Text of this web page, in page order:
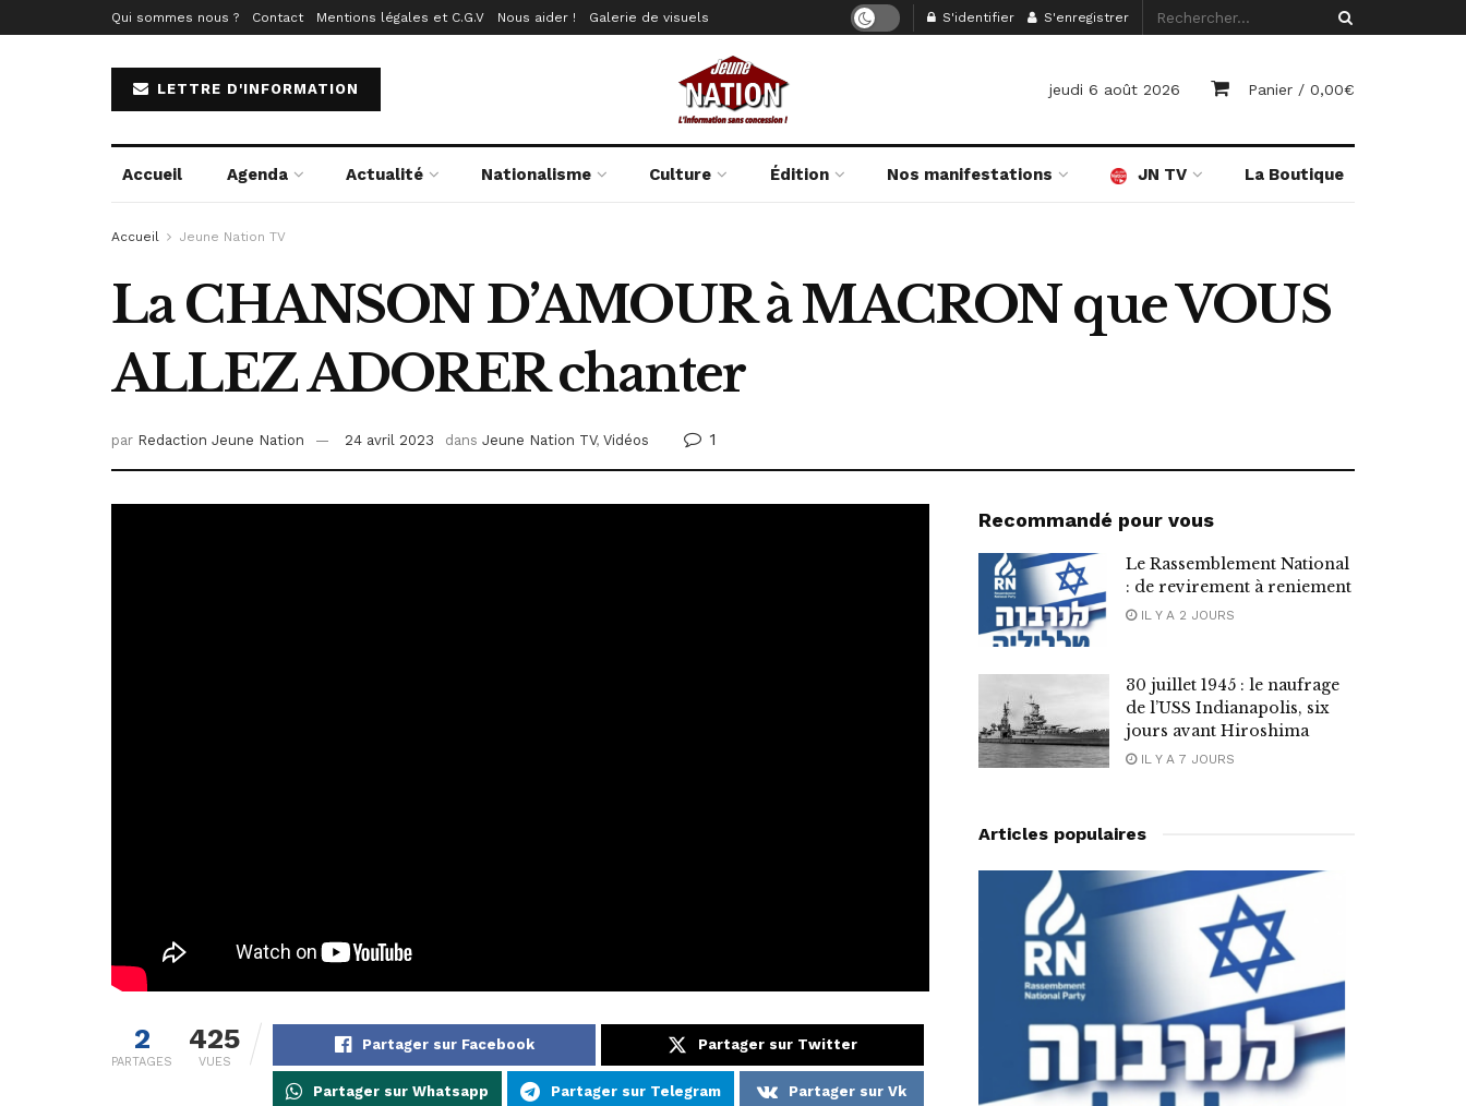
Qui sommes nous ? Contact Mentions légales et C.G.V Nous aider ! Galerie de visuels S'identifier S'enregistrer
LETTRE D'INFORMATION jeudi 6 août 2026 Panier / 0,00€
Accueil Agenda Actualité Nationalisme Culture Édition Nos manifestations JN TV La Boutique
Accueil Jeune Nation TV
La CHANSON D’AMOUR à MACRON que VOUS
ALLEZ ADORER chanter
par Redaction Jeune Nation 24 avril 2023 dans Jeune Nation TV, Vidéos 1
2
PARTAGES
425
VUES
Partager sur Facebook Partager sur Twitter
Partager sur Whatsapp Partager sur Telegram Partager sur Vk
Recommandé pour vous
Le Rassemblement National
: de revirement à reniement
IL Y A 2 JOURS
30 juillet 1945 : le naufrage
de l’USS Indianapolis, six
jours avant Hiroshima
IL Y A 7 JOURS
Articles populaires